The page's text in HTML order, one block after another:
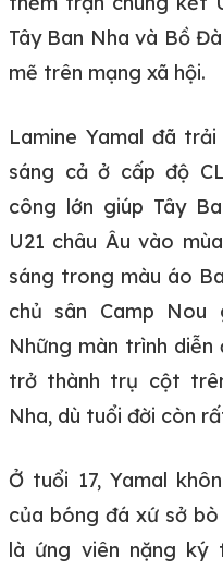
Tây Ban Nha và Bồ
mẽ trên mạng xã hội.
Lamine Yamal đã
sáng cả ở cấp độ
công lớn giúp Tây
U21 châu Âu vào
sáng trong màu áo
chủ sân Camp Nou
Những màn trình
trở thành trụ cột
Nha, dù tuổi đời còn
Ở tuổi 17, Yamal
của bóng đá xứ sở
là ứng viên nặng ký